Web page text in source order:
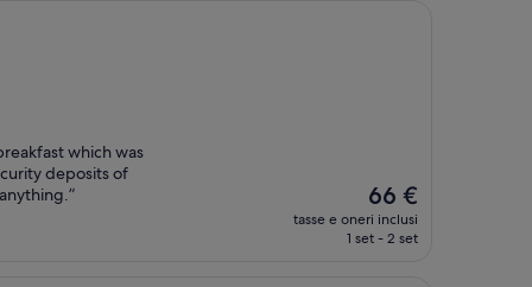
which was
deposits of
Il
prezzo
attuale
66 €
tasse e oneri inclusi
1 set - 2 set